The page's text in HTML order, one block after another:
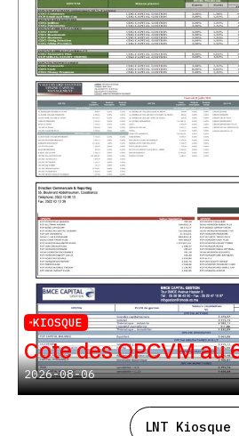
KIOSQUE
Cote des OPCVM au
2026-08-06
LNT Kiosque